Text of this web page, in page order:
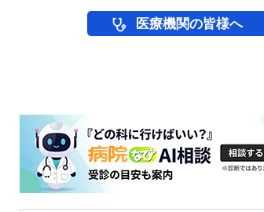
医療機関の皆様へ